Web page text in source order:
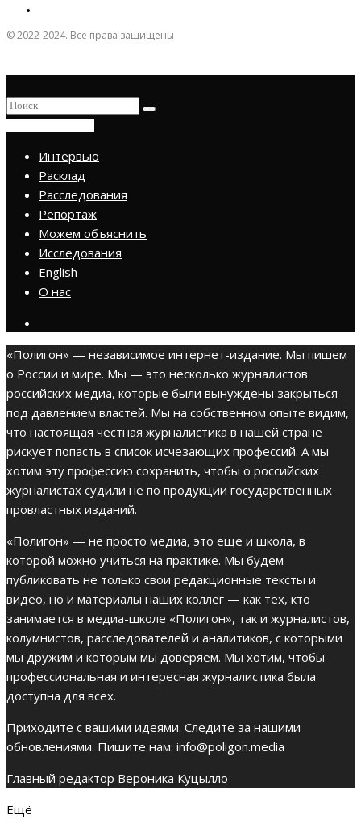
© 2022-2024. Все права защищены
Интервью
Расклад
Расследования
Репортаж
Можем объяснить
Исследования
English
О нас
«Полигон» — независимое интернет-издание. Мы пишем
о России и мире. Мы — это несколько журналистов
российских медиа, которые были вынуждены закрыться
под давлением властей. Мы на собственном опыте видим,
что настоящая честная журналистика в нашей стране
рискует попасть в список исчезающих профессий. А мы
хотим эту профессию сохранить, чтобы о российских
журналистах судили не по продукции государственных
провластных изданий.
«Полигон» — не просто медиа, это еще и школа, в
которой можно учиться на практике. Мы будем
публиковать не только свои редакционные тексты и
видео, но и материалы наших коллег — как тех, кто
занимается в медиа-школе «Полигон», так и журналистов,
колумнистов, расследователей и аналитиков, с которыми
мы дружим и которым мы доверяем. Мы хотим, чтобы
профессиональная и интересная журналистика была
доступна для всех.
Приходите с вашими идеями. Следите за нашими
обновлениями. Пишите нам: info@poligon.media
Главный редактор Вероника Куцылло
Ещё